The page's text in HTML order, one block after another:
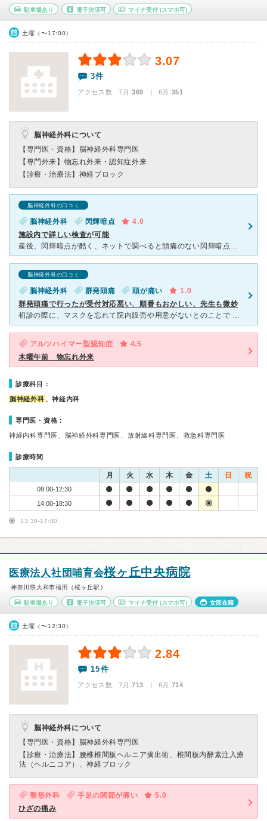
駐車場あり 電子決済可 マイナ受付 (スマホ可)
土曜（〜17:00）
3.07
3件
アクセス数 7月:369 | 6月:351
脳神経外科について
【専門医・資格】 脳神経外科専門医
【専門外来】 物忘れ外来・認知症外来
【診療・治療法】 神経ブロック
脳神経外科の口コミ
脳神経外科 閃輝暗点
4.0
施設内で詳しい検査が可能
産後、閃輝暗点が酷く、ネットで調べると頭痛のない閃輝暗点は脳の病気が隠れている可能性がある、と書かれており、恐ろしくなって受診しました。先生は話をよく聞いてくださり、当日脳のMRIを受けました。結果は
脳神経外科の口コミ
脳神経外科 群発頭痛 頭が痛い
1.0
群発頭痛で行ったが受付対応悪い、順番もおかしい、先生も微妙
初診の際に、マスクを忘れて院内販売や用意がないとのことで 薬局に買いに行かされる。 まーわかる。 次に、予約制ではないのに 何故か後から来た方が自分より先に診察される。 付き合いの方がお
アルツハイマー型認知症
4.5
木曜午前 物忘れ外来
診療科目：
脳神経外科 、神経内科
専門医・資格：
神経内科専門医、脳神経外科専門医、放射線科専門医、救急科専門医
診療時間
月 火 水 木 金 土 日 祝
09:00-12:30
14:00-18:30
13:30-17:00
医療法人社団哺育会桜ヶ丘中央病院
神奈川県大和市福田（桜ヶ丘駅）
駐車場あり 電子決済可 マイナ受付 (スマホ可) 女医在籍
土曜（〜12:30）
2.84
15件
アクセス数 7月:713 | 6月:714
脳神経外科について
【専門医・資格】 脳神経外科専門医
【診療・治療法】
腰椎椎間板ヘルニア摘出術、椎間板内酵素注入療
法（ヘルニコア）、神経ブロック
整形外科 手足の関節が痛い
5.0
ひざの痛み